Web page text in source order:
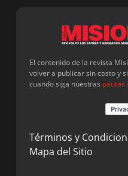
El contenido de la revista
volver a publicar sin costo y
cuando siga nuestras pautas
Términos y
Mapa del Sitio